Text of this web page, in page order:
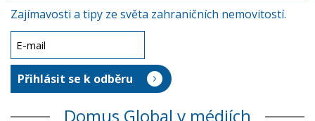
Zajímavosti a tipy ze světa zahraničních nemovitostí.
Domus Global v médiích